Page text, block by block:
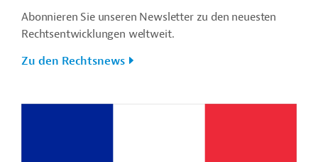
Abonnieren Sie unseren Newsletter zu den neuesten
Rechtsentwicklungen weltweit.
Zu den Rechtsnews